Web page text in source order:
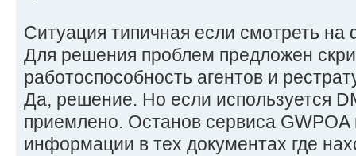
Ситуация типичная если смотреть
Для решения проблем предложен
работоспособность агентов и
Да, решение. Но если используется
приемлено. Останов сервиса
информации в тех документах где